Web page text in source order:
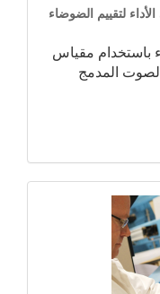
لتقييم الضوضاء
باستخدام مقياس